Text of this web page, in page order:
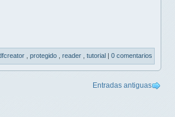
protegido reader tutorial | 0 comentarios
Entradas antiguas